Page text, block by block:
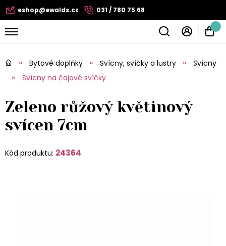
eshop@ewalds.cz 031 / 780 75 68
Bytové doplňky Svícny, svíčky a lustry
Svícny
Svícny na čajové svíčky
Zeleno růžový květinový
svícen 7cm
Kód produktu: 24364